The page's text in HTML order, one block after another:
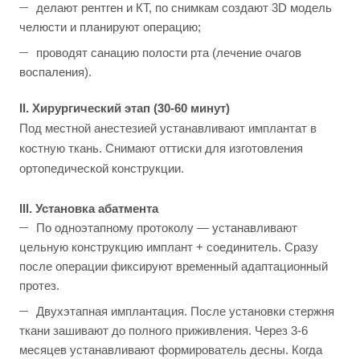
делают рентген и КТ, по снимкам создают 3D модель
челюсти и планируют операцию;
проводят санацию полости рта (лечение очагов
воспаления).
II. Хирургический этап (30-60 минут)
Под местной анестезией устанавливают имплантат в
костную ткань. Снимают оттиски для изготовления
ортопедической конструкции.
III. Установка абатмента
По одноэтапному протоколу — устанавливают
цельную конструкцию имплант + соединитель. Сразу
после операции фиксируют временный адаптационный
протез.
Двухэтапная имплантация. После установки стержня
ткани зашивают до полного приживления. Через 3-6
месяцев устанавливают формирователь десны. Когда